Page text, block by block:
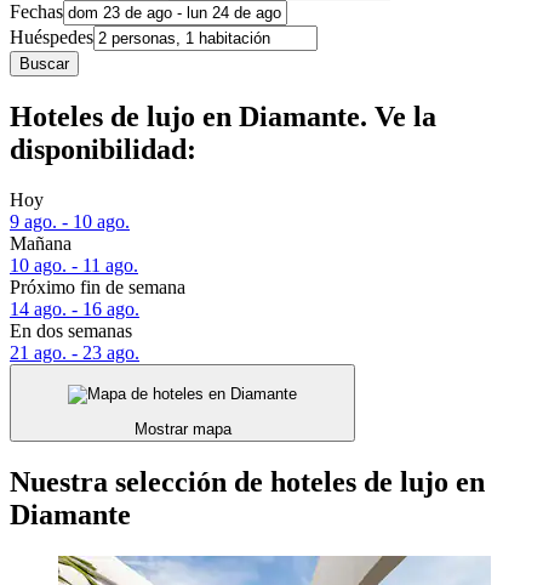
Fechas
Huéspedes
Buscar
Hoteles de lujo en Diamante. Ve la
disponibilidad:
Hoy
9 ago. - 10 ago.
Mañana
10 ago. - 11 ago.
Próximo fin de semana
14 ago. - 16 ago.
En dos semanas
21 ago. - 23 ago.
Mostrar mapa
Nuestra selección de hoteles de lujo en
Diamante